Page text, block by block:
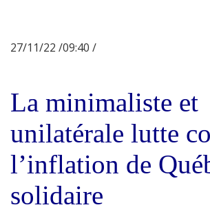
27/11/22 /09:40 /
La minimaliste et
unilatérale lutte
l’inflation de
solidaire